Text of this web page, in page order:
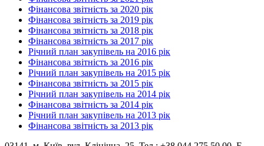
Фінансова звітність за 2020 рік
Фінансова звітність за 2019 рік
Фінансова звітність за 2018 рік
Фінансова звітність за 2017 рік
Річний план закупівель на 2016 рік
Фінансова звітність за 2016 рік
Річний план закупівель на 2015 рік
Фінансова звітність за 2015 рік
Річний план закупівель на 2014 рік
Фінансова звітність за 2014 рік
Річний план закупівель на 2013 рік
Фінансова звітність за 2013 рік